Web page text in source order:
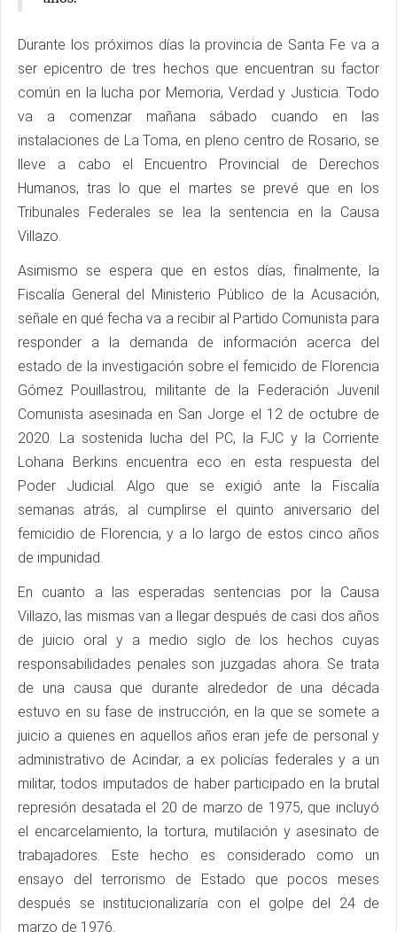
Durante los próximos días la provincia de Santa Fe va a
ser epicentro de tres hechos que encuentran su factor
común en la lucha por Memoria, Verdad y Justicia. Todo
va a comenzar mañana sábado cuando en las
instalaciones de La Toma, en pleno centro de Rosario, se
lleve a cabo el Encuentro Provincial de Derechos
Humanos, tras lo que el martes se prevé que en los
Tribunales Federales se lea la sentencia en la Causa
Villazo.
Asimismo se espera que en estos días, finalmente, la
Fiscalía General del Ministerio Público de la Acusación,
señale en qué fecha va a recibir al Partido Comunista para
responder a la demanda de información acerca del
estado de la investigación sobre el femicido de Florencia
Gómez Pouillastrou, militante de la Federación Juvenil
Comunista asesinada en San Jorge el 12 de octubre de
2020. La sostenida lucha del PC, la FJC y la Corriente
Lohana Berkins encuentra eco en esta respuesta del
Poder Judicial. Algo que se exigió ante la Fiscalía
semanas atrás, al cumplirse el quinto aniversario del
femicidio de Florencia, y a lo largo de estos cinco años
de impunidad.
En cuanto a las esperadas sentencias por la Causa
Villazo, las mismas van a llegar después de casi dos años
de juicio oral y a medio siglo de los hechos cuyas
responsabilidades penales son juzgadas ahora. Se trata
de una causa que durante alrededor de una década
estuvo en su fase de instrucción, en la que se somete a
juicio a quienes en aquellos años eran jefe de personal y
administrativo de Acindar, a ex policías federales y a un
militar, todos imputados de haber participado en la brutal
represión desatada el 20 de marzo de 1975, que incluyó
el encarcelamiento, la tortura, mutilación y asesinato de
trabajadores. Este hecho es considerado como un
ensayo del terrorismo de Estado que pocos meses
después se institucionalizaría con el golpe del 24 de
marzo de 1976.